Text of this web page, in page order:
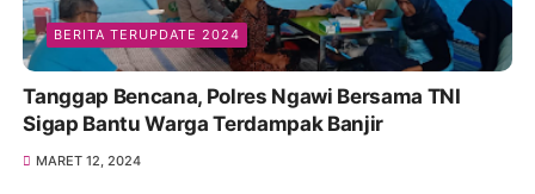
BERITA TERUPDATE 2024
Tanggap Bencana, Polres Ngawi Bersama TNI
Sigap Bantu Warga Terdampak Banjir
MARET 12, 2024